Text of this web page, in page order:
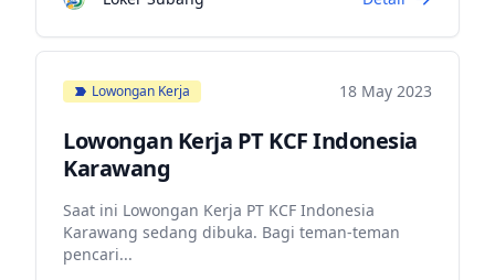
Lowongan Kerja 18 May 2023
Lowongan Kerja PT KCF Indonesia
Karawang
Saat ini Lowongan Kerja PT KCF Indonesia
Karawang sedang dibuka. Bagi teman-teman
pencari...